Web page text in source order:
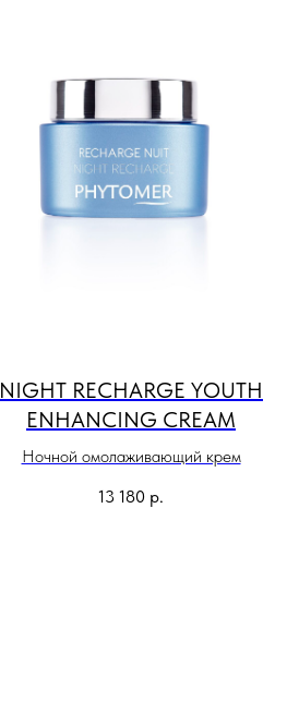
NIGHT RECHARGE YOUTH
ENHANCING CREAM
Ночной омолаживающий крем
13 180 р.